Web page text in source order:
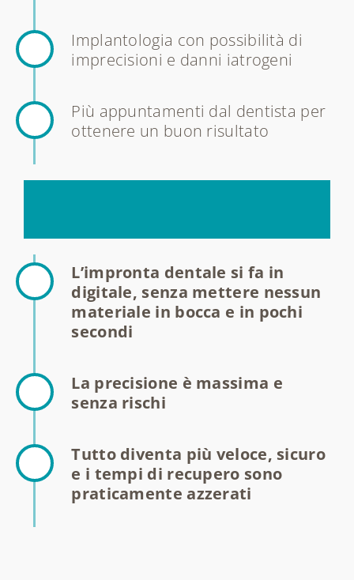
L’impronta dentale si fa in
digitale, senza mettere nessun
materiale in bocca e in pochi
secondi
Implantologia con possibilità di
imprecisioni e danni iatrogeni
La precisione è massima e
senza rischi
Più appuntamenti dal dentista per
ottenere un buon risultato
Tutto diventa più veloce, sicuro
e i tempi di recupero sono
praticamente azzerati